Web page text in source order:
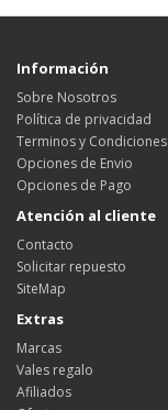
Información
Sobre Nosotros
Política de privacidad
Terminos y Condiciones
Opciones de Envio
Opciones de Pago
Atención al cliente
Contacto
Solicitar repuesto
SiteMap
Extras
Marcas
Vales regalo
Afiliados